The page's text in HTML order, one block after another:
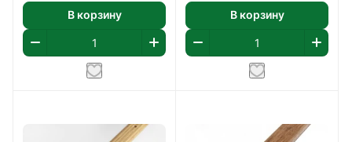
В корзину В корзину